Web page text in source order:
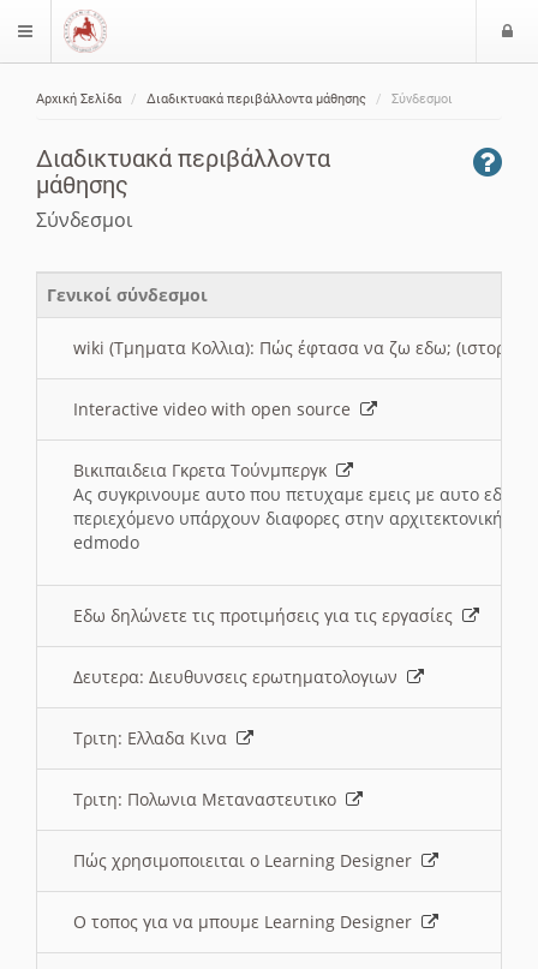
$langMenu
Αρχική Σελίδα Διαδικτυακά περιβάλλοντα μάθησης Σύνδεσμοι
Διαδικτυακά περιβάλλοντα
μάθησης
Σύνδεσμοι
Γενικοί σύνδεσμοι
wiki (Τμηματα Κολλια): Πώς έφτασα να ζω εδω; (ιστορια)
Interactive video with open source
Βικιπαιδεια Γκρετα Τούνμπεργκ
Ας συγκρινουμε αυτο που πετυχαμε εμεις με αυτο εδω
περιεχόμενο υπάρχουν διαφορες στην αρχιτεκτονική
edmodo
Εδω δηλώνετε τις προτιμήσεις για τις εργασίες
Δευτερα: Διευθυνσεις ερωτηματολογιων
Τριτη: Ελλαδα Κινα
Τριτη: Πολωνια Μεταναστευτικο
Πώς χρησιμοποιειται ο Learning Designer
O τοπος για να μπουμε Learning Designer